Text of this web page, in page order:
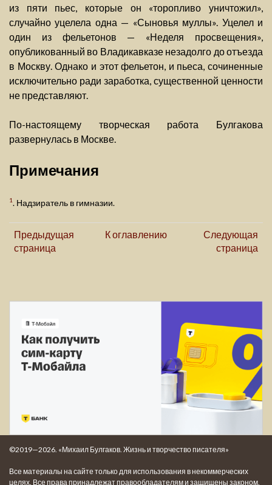
из пяти пьес, которые он «торопливо уничтожил»,
случайно уцелела одна — «Сыновья муллы». Уцелел и
один из фельетонов — «Неделя просвещения»,
опубликованный во Владикавказе незадолго до отъезда
в Москву. Однако и этот фельетон, и пьеса, сочиненные
исключительно ради заработка, существенной ценности
не представляют.
По-настоящему творческая работа Булгакова
развернулась в Москве.
Примечания
1. Надзиратель в гимназии.
Предыдущая
страница
К оглавлению
Следующая
страница
©2019—2026. «Михаил Булгаков. Жизнь и творчество писателя»
Все материалы на сайте только для использования в некоммерческих
целях. Все права принадлежат правообладателям и защищены законом.